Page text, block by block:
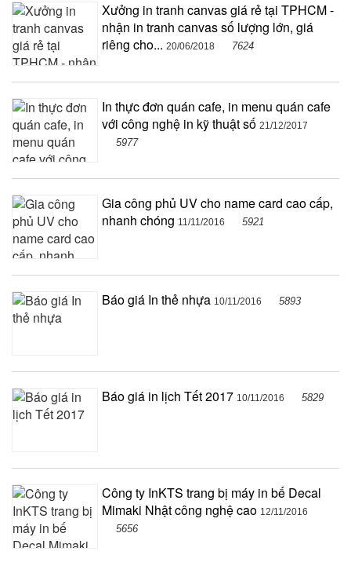
Xưởng in tranh canvas giá rẻ tại TPHCM -
nhận in tranh canvas số lượng lớn, giá
riêng cho... 20/06/2018 7624
In thực đơn quán cafe, in menu quán cafe
với công nghệ in kỹ thuật số 21/12/2017
5977
Gia công phủ UV cho name card cao cấp,
nhanh chóng 11/11/2016 5921
Báo giá In thẻ nhựa 10/11/2016 5893
Báo giá in lịch Tết 2017 10/11/2016 5829
Công ty InKTS trang bị máy in bế Decal
Mimaki Nhật công nghệ cao 12/11/2016
5656